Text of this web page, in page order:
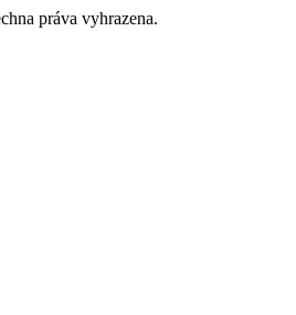
práva vyhrazena.